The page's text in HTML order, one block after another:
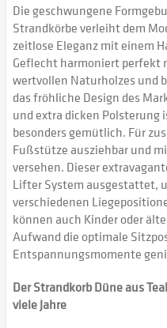
Die geschwungene
Strandkörbe verleiht dem
zeitlose Eleganz mit einem
Geflecht harmoniert perfekt
wertvollen Naturholzes und
das fröhliche Design des
und extra dicken Polsterung
besonders gemütlich. Für
Fußstütze ausziehbar und
versehen. Dieser
Lifter System ausgestattet,
verschiedenen
können auch Kinder oder
Aufwand die optimale
Entspannungsmomente
Der Strandkorb Düne aus
viele Jahre